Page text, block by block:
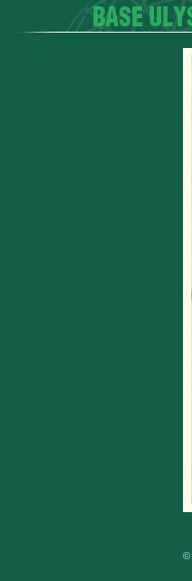
©